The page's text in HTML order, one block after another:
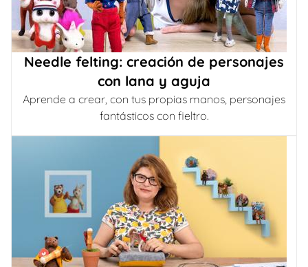
Needle felting: creación de personajes
con lana y aguja
Aprende a crear, con tus propias manos, personajes
fantásticos con fieltro.